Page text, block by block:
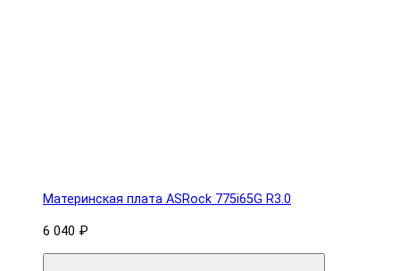
Материнская плата ASRock 775i65G R3.0
6 040 ₽